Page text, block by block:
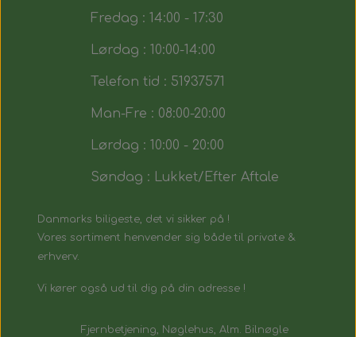
Fredag : 14:00 - 17:30
Lørdag : 10:00-14:00
Telefon tid : 51937571
Man-Fre : 08:00-20:00
Lørdag : 10:00 - 20:00
Søndag : Lukket/Efter Aftale
Danmarks biligeste, det vi sikker på !
Vores sortiment henvender sig både til private &
erhverv.
Vi kører også ud til dig på din adresse !
Fjernbetjening, Nøglehus, Alm. Bilnøgle